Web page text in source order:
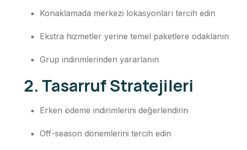
Konaklamada merkezi lokasyonları tercih edin
Ekstra hizmetler yerine temel paketlere odaklanın
Grup indirimlerinden yararlanın
2. Tasarruf Stratejileri
Erken ödeme indirimlerini değerlendirin
Off-season dönemlerini tercih edin